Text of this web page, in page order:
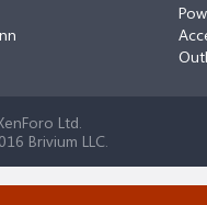
Ltd.
Brivium LLC.